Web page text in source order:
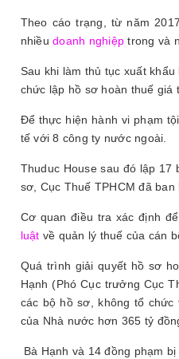
Theo cáo trạng, từ năm
nhiều doanh nghiệp trong và
Sau khi làm thủ tục xuất
chức lập hồ sơ hoàn thuế giá
Để thực hiện hành vi phạm
tế với 8 công ty nước ngoài.
Thuduc House sau đó lập
sơ, Cục Thuế TPHCM đã
Cơ quan điều tra xác định
luật về quản lý thuế của cán
Quá trình giải quyết hồ sơ
Hạnh (Phó Cục trưởng Cục
các bộ hồ sơ, không tổ chức
của Nhà nước hơn 365 tỷ
Bà Hạnh và 14 đồng phạm